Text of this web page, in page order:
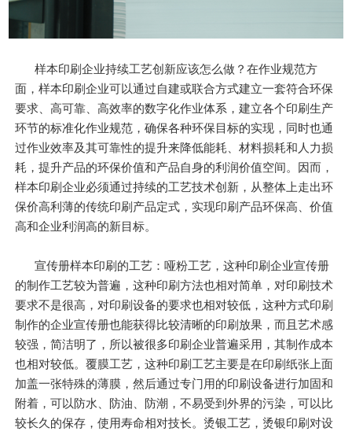
样本印刷企业持续工艺创新应该怎么做？在作业规范方
面，样本印刷企业可以通过自建或联合方式建立一套符合环保
要求、高可靠、高效率的数字化作业体系，建立各个印刷生产
环节的标准化作业规范，确保各种环保目标的实现，同时也通
过作业效率及其可靠性的提升来降低能耗、材料损耗和人力损
耗，提升产品的环保价值和产品自身的利润价值空间。因而，
样本印刷企业必须通过持续的工艺技术创新，从整体上走出环
保价高利薄的传统印刷产品定式，实现印刷产品环保高、价值
高和企业利润高的新目标。
宣传册样本印刷的工艺：哑粉工艺，这种印刷企业宣传册
的制作工艺较为普遍，这种印刷方法也相对简单，对印刷技术
要求不是很高，对印刷设备的要求也相对较低，这种方式印刷
制作的企业宣传册也能获得比较清晰的印刷放果，而且艺术感
较强，简洁明了，所以被很多印刷企业普遍采用，其制作成本
也相对较低。覆膜工艺，这种印刷工艺主要是在印刷纸张上面
加盖一张特殊的薄膜，然后通过专门用的印刷设备进行加固和
附着，可以防水、防油、防潮，不易受到外界的污染，可以比
较长久的保存，使用寿命相对技长。烫银工艺，烫银印刷对设